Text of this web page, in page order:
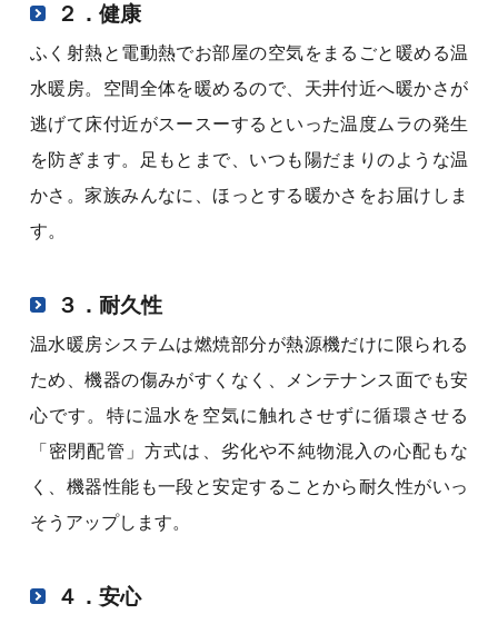
２．健康
ふく射熱と電動熱でお部屋の空気をまるごと暖める温
水暖房。空間全体を暖めるので、天井付近へ暖かさが
逃げて床付近がスースーするといった温度ムラの発生
を防ぎます。足もとまで、いつも陽だまりのような温
かさ。家族みんなに、ほっとする暖かさをお届けしま
す。
３．耐久性
温水暖房システムは燃焼部分が熱源機だけに限られる
ため、機器の傷みがすくなく、メンテナンス面でも安
心です。特に温水を空気に触れさせずに循環させる
「密閉配管」方式は、劣化や不純物混入の心配もな
く、機器性能も一段と安定することから耐久性がいっ
そうアップします。
４．安心